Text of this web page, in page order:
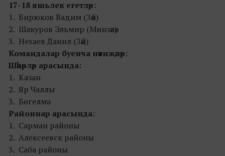
17-18 яшьлек егетләр:
1. Бирюков Вадим (Зәй)
2. Шакуров Эльмир (Минзәлә)
3. Нехаев Данил (Зәй)
Командалар буенча нәтиҗәләр:
Шәһәрләр арасында:
1. Казан
2. Яр Чаллы
3. Бөгелмә
Районнар арасында:
1. Сарман районы
2. Алексеевск районы
3. Саба районы